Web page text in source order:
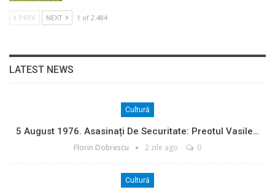
PREV NEXT 1 of 2.484
LATEST NEWS
Cultură
5 August 1976. Asasinați De Securitate: Preotul Vasile…
Florin Dobrescu 2 zile ago 0
Cultură